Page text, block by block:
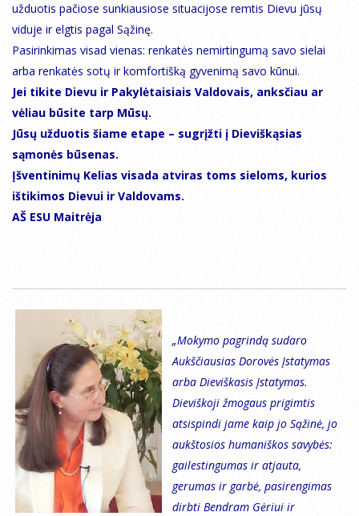
užduotis pačiose sunkiausiose situacijose remtis Dievu jūsų
viduje ir elgtis pagal Sąžinę.
Pasirinkimas visad vienas: renkatės nemirtingumą savo sielai
arba renkatės sotų ir komfortišką gyvenimą savo kūnui.
Jei tikite Dievu ir Pakylėtaisiais Valdovais, anksčiau ar
vėliau būsite tarp Mūsų.
Jūsų užduotis šiame etape – sugrįžti į Dieviškąsias
sąmonės būsenas.
Įšventinimų Kelias visada atviras toms sieloms, kurios
ištikimos Dievui ir Valdovams.
AŠ ESU Maitrėja
„Mokymo pagrindą sudaro
Aukščiausias Dorovės Įstatymas
arba Dieviškasis Įstatymas.
Dieviškoji žmogaus prigimtis
atsispindi jame kaip jo Sąžinė, jo
aukštosios humaniškos savybės:
gailestingumas ir atjauta,
gerumas ir garbė, pasirengimas
dirbti Bendram Gėriui ir